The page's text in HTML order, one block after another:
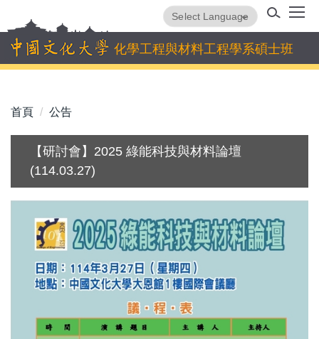
到
主
要
區
化學工程與材料工程學系碩士班
Translate
首頁 公告
【研討會】2025 綠能科技與材料論壇
(114.03.27)